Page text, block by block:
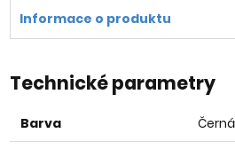
Informace o produktu
Technické parametry
Barva
Černá